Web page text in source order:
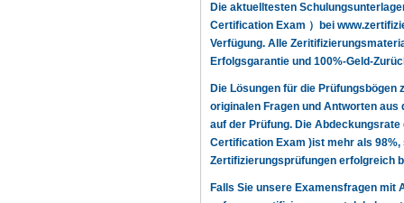
Die aktuelltesten
Certification Exam ）bei
Verfügung. Alle
Erfolgsgarantie und 100%-Geld-
Die Lösungen für die Prüfungsbögen
originalen Fragen und Antworten
auf der Prüfung. Die
Certification Exam )ist mehr als
Zertifizierungsprüfungen erfolgreich
Falls Sie unsere Examensfragen mit